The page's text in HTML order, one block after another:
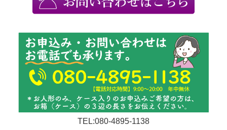
TEL:080-4895-1138